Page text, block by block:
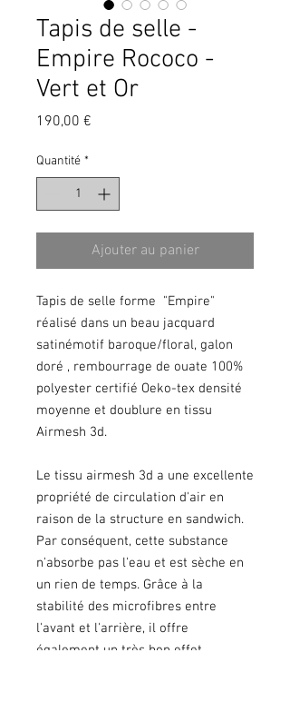
Tapis de selle -
Empire Rococo -
Vert et Or
190,00 €
Quantité *
Ajouter au panier
Tapis de selle forme "Empire"
réalisé dans un beau jacquard
satinémotif baroque/floral, galon
doré , rembourrage de ouate 100%
polyester certifié Oeko-tex densité
moyenne et doublure en tissu
Airmesh 3d.
Le tissu airmesh 3d a une excellente
propriété de circulation d'air en
raison de la structure en sandwich.
Par conséquent, cette substance
n'absorbe pas l'eau et est sèche en
un rien de temps. Grâce à la
stabilité des microfibres entre
l'avant et l'arrière, il offre
également un très bon effet